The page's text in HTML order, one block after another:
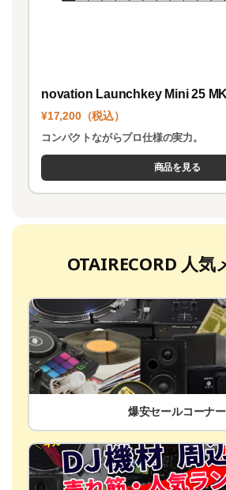
novation Launchkey Mini 25
¥17,200（税込）
コンパクトながらプロ仕様の実力。
商品を見る
OTAIRECORD 人気
爆安セールコーナー